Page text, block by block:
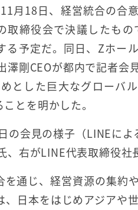
月18日、経営統合の合
取締役会で決議したも
る予定だ。同日、Zホー
澤剛CEOが都内で記者会
とした巨大なグローバ
とを明かした。
会見の様子（LINEに
、右がLINE代表取締役社
を通じ、経営資源の集約
、日本をはじめアジアや